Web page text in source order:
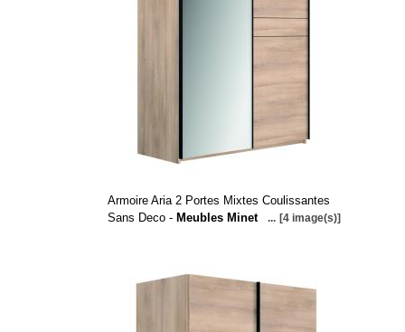
Armoire Aria 2 Portes Mixtes Coulissantes
Sans Deco - Meubles Minet ... [4 image(s)]